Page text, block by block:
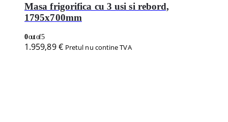
Masa frigorifica cu 3 usi si rebord,
1795x700mm
0out of 5
1.959,89€ Pretul nu contine TVA